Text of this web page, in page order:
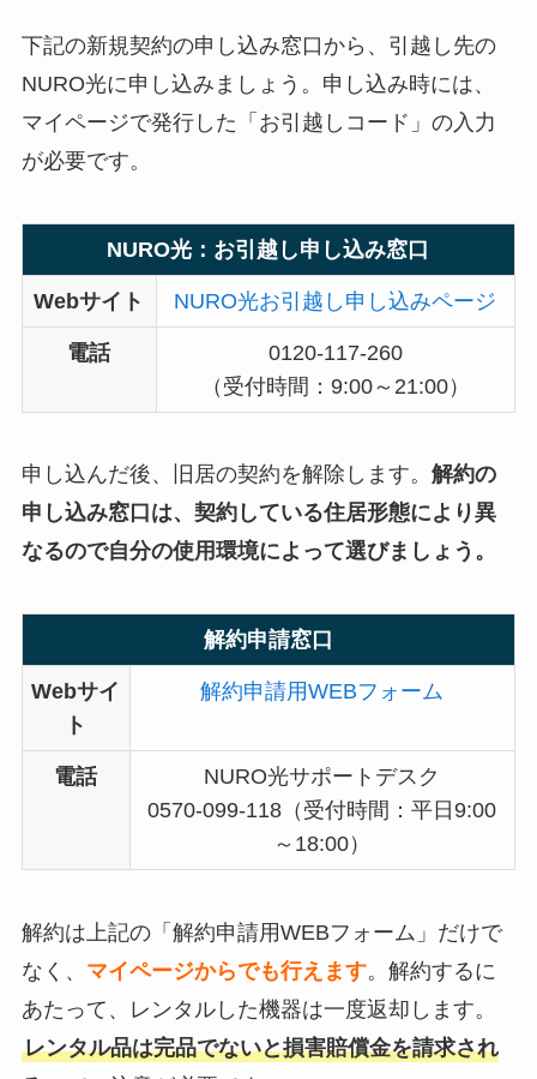
下記の新規契約の申し込み窓口から、引越し先の
NURO光に申し込みましょう。申し込み時には、
マイページで発行した「お引越しコード」の入力
が必要です。
NURO光：お引越し申し込み窓口
Webサイト NURO光お引越し申し込みページ
電話
0120-117-260
（受付時間：9:00～21:00）
申し込んだ後、旧居の契約を解除します。 解約の
申し込み窓口は、契約している住居形態により異
なるので自分の使用環境によって選びましょう。
解約申請窓口
Webサイ
ト
解約申請用WEBフォーム
電話
NURO光サポートデスク
0570-099-118（受付時間：平日9:00
～18:00）
解約は上記の「解約申請用WEBフォーム」だけで
なく、 マイページからでも行えます。解約するに
あたって、レンタルした機器は一度返却します。
レンタル品は完品でないと損害賠償金を請求され